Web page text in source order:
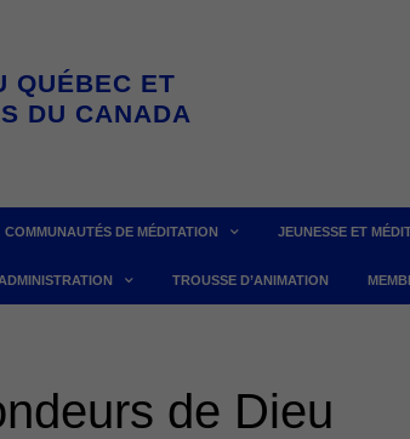
QUÉBEC ET
DU CANADA
COMMUNAUTÉS DE MÉDITATION JEUNESSE ET
ADMINISTRATION TROUSSE D’ANIMATION
de Dieu